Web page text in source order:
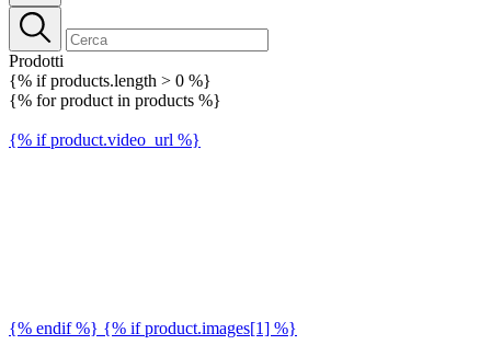
Prodotti
{% if products.length > 0 %}
{% for product in products %}
{% if product.video_url %}
{% endif %} {% if product.images[1] %}